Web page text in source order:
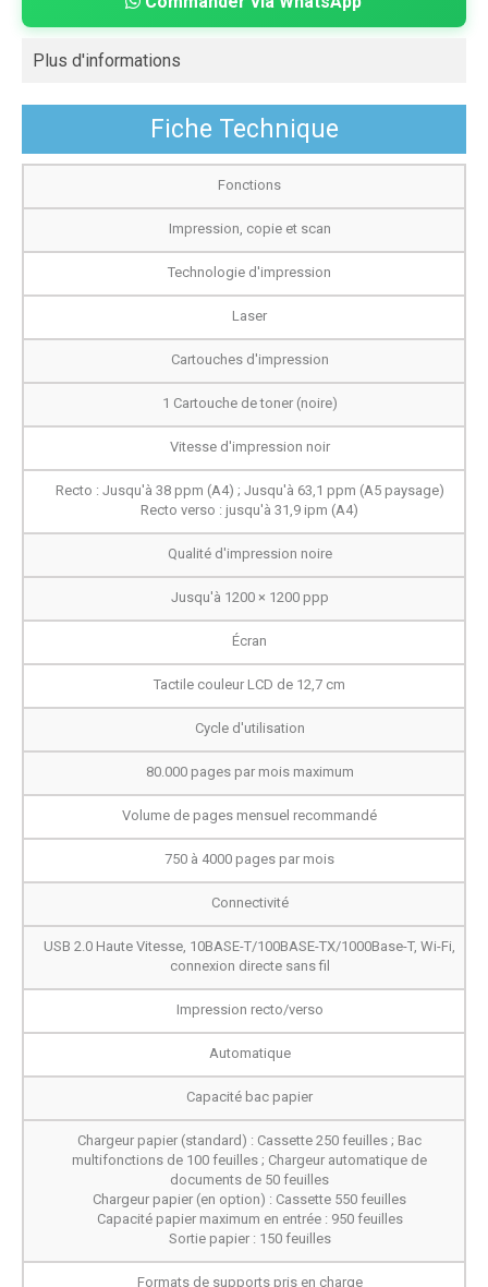
Plus d'informations
Fiche Technique
Fonctions
Impression, copie et scan
Technologie d'impression
Laser
Cartouches d'impression
1 Cartouche de toner (noire)
Vitesse d'impression noir
Recto : Jusqu'à 38 ppm (A4) ; Jusqu'à 63,1 ppm (A5 paysage)
Recto verso : jusqu'à 31,9 ipm (A4)
Qualité d'impression noire
Jusqu'à 1200 × 1200 ppp
Écran
Tactile couleur LCD de 12,7 cm
Cycle d'utilisation
80.000 pages par mois maximum
Volume de pages mensuel recommandé
750 à 4000 pages par mois
Connectivité
USB 2.0 Haute Vitesse, 10BASE-T/100BASE-TX/1000Base-T, Wi-Fi,
connexion directe sans fil
Impression recto/verso
Automatique
Capacité bac papier
Chargeur papier (standard) : Cassette 250 feuilles ; Bac
multifonctions de 100 feuilles ; Chargeur automatique de
documents de 50 feuilles
Chargeur papier (en option) : Cassette 550 feuilles
Capacité papier maximum en entrée : 950 feuilles
Sortie papier : 150 feuilles
Formats de supports pris en charge